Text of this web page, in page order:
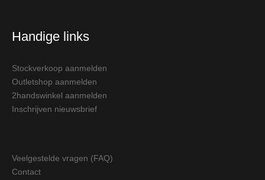
Handige links
Stockverkoop aanmelden
Outletshop aanmelden
2handswinkel aanmelden
Inschrijven nieuwsbrief
Veelgestelde vragen (FAQ)
Contact